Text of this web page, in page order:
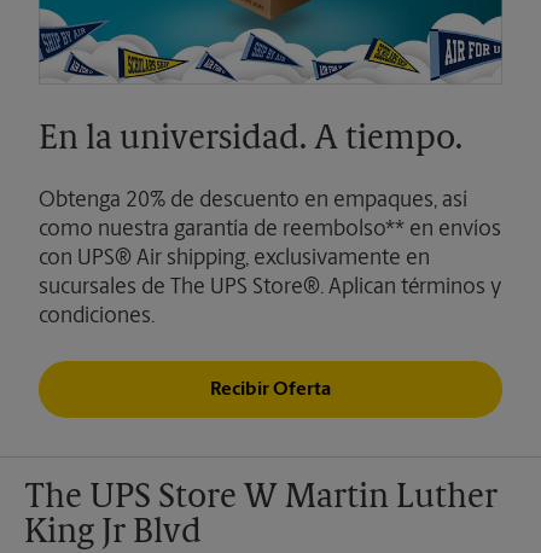
En la universidad. A tiempo.
Obtenga 20% de descuento en empaques, así
como nuestra garantía de reembolso** en envíos
con UPS® Air shipping, exclusivamente en
sucursales de The UPS Store®. Aplican términos y
condiciones.
Recibir Oferta
The UPS Store W Martin Luther
King Jr Blvd